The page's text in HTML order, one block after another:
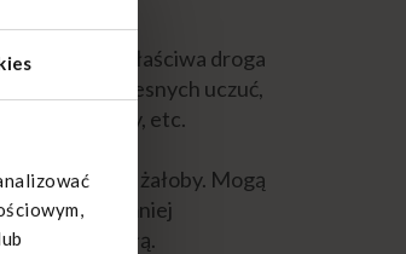
to jedyna właściwa droga
od bolesnych uczuć,
wyjazdy, etc.
proces żałoby. Mogą
w najmniej
wzmożona siłą.